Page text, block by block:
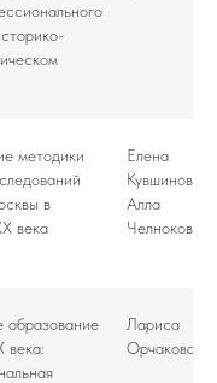
методики
в
века
Елена
Кувшинова,
Алла
Челнокова
образование
века:
Лариса
Орчакова